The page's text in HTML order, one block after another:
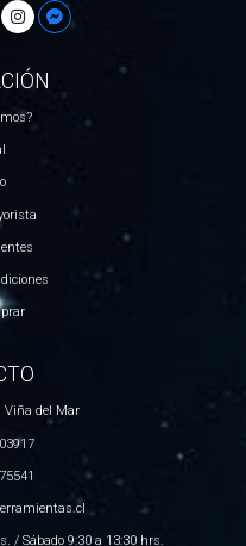
Viña del Mar
/ Sábado 9:30 a 13:30 hrs.